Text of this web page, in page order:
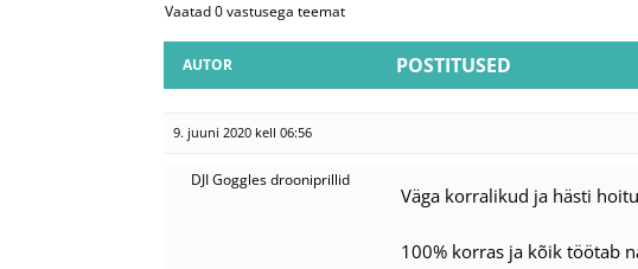
Vaatad 0 vastusega teemat
AUTOR POSTITUSED
9. juuni 2020 kell 06:56
DJI Goggles drooniprillid
Väga korralikud ja hästi
100% korras ja kõik töötab